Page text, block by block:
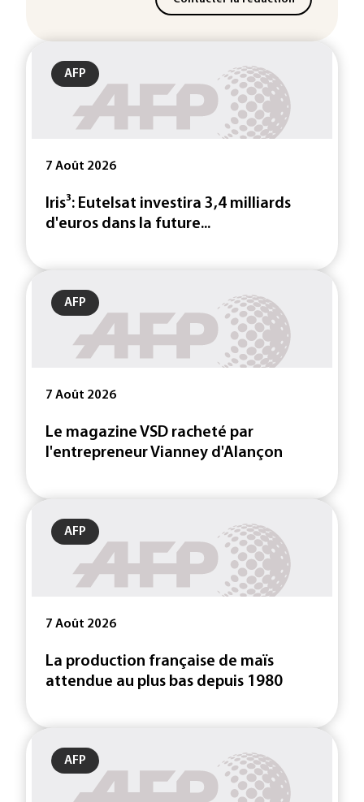
AFP
7 Août 2026
Iris³: Eutelsat investira 3,4 milliards
d'euros dans la future...
AFP
7 Août 2026
Le magazine VSD racheté par
l'entrepreneur Vianney d'Alançon
AFP
7 Août 2026
La production française de maïs
attendue au plus bas depuis 1980
AFP